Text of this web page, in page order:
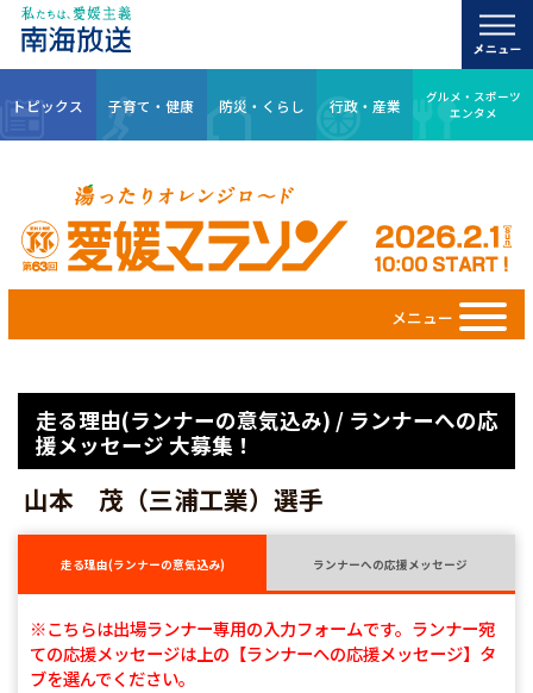
トピックス 子育て・健康 防災・くらし 行政・産業
グルメ・スポーツ
エンタメ
メニュー
走る理由(ランナーの意気込み) / ランナーへの応
援メッセージ 大募集！
山本 茂（三浦工業）選手
走る理由(ランナーの意気込み) ランナーへの応援メッセージ
※こちらは出場ランナー専用の入力フォームです。ランナー宛
ての応援メッセージは上の【ランナーへの応援メッセージ】タ
ブを選んでください。